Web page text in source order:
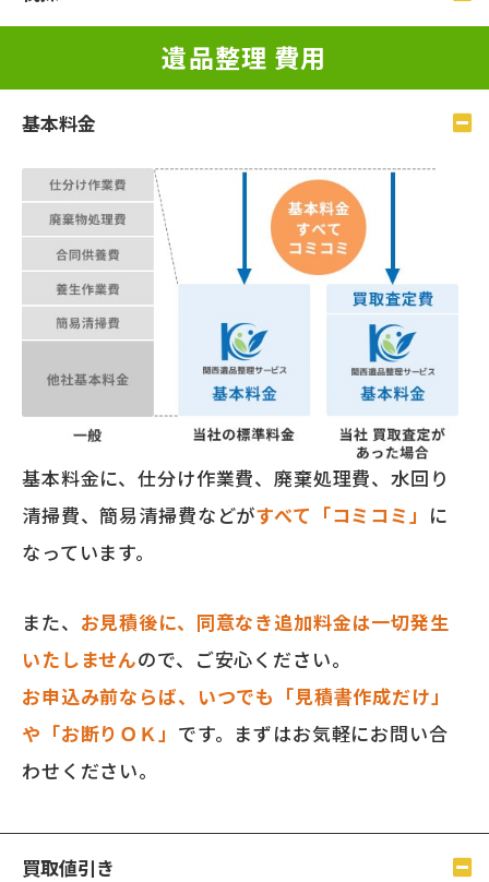
遺品整理 費⽤
基本料⾦
基本料金に、仕分け作業費、廃棄処理費、水回り
清掃費、簡易清掃費などがすべて「コミコミ」 に
なっています。
また、 お見積後に、同意なき追加料金は一切発生
いたしませんので、ご安心ください。
お申込み前ならば、いつでも「見積書作成だけ」
や「お断りＯＫ」 です。まずはお気軽にお問い合
わせください。
買取値引き